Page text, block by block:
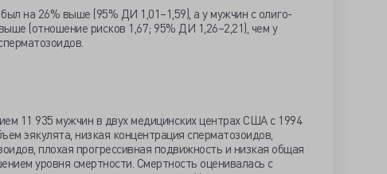
на 26% выше (95% ДИ 1,01–1,59), а у мужчин с олиго-
(отношение рисков 1,67; 95% ДИ 1,26–2,21), чем у
11 935 мужчин в двух медицинских центрах США с 1994
эякулята, низкая концентрация сперматозоидов,
плохая прогрессивная подвижность и низкая общая
уровня смертности. Смертность оценивалась с